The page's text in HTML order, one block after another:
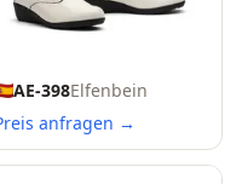
AE-398Elfenbein
anfragen →